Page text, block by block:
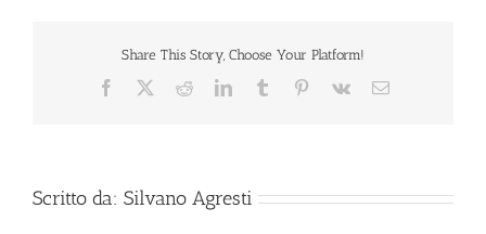
Share This Story, Choose Your Platform!
Facebook RedditLinkedInTumblr Pinterest
Vk Email
Scritto da: Silvano Agresti